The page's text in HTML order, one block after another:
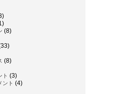
(8)
(8)
ト (3)
ント (4)